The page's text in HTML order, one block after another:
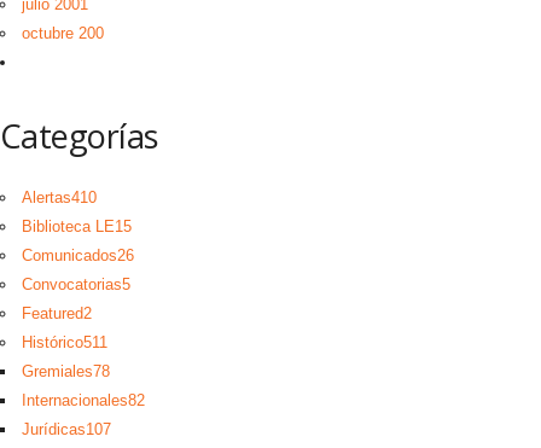
julio 2001
octubre 200
Categorías
Alertas410
Biblioteca LE15
Comunicados26
Convocatorias5
Featured2
Histórico511
Gremiales78
Internacionales82
Jurídicas107